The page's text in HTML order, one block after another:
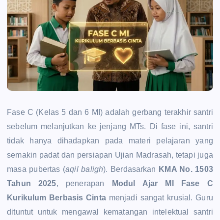
Fase C (Kelas 5 dan 6 MI) adalah gerbang terakhir santri
sebelum melanjutkan ke jenjang MTs. Di fase ini, santri
tidak hanya dihadapkan pada materi pelajaran yang
semakin padat dan persiapan Ujian Madrasah, tetapi juga
masa pubertas (aqil baligh). Berdasarkan KMA No. 1503
Tahun 2025, penerapan
Modul Ajar MI Fase C
Kurikulum Berbasis Cintamenjadi sangat krusial. Guru
dituntut untuk mengawal kematangan intelektual santri